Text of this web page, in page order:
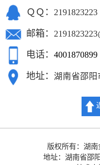
ＱＱ： 2191823223
邮箱：
电话：
地址： 湖南省邵阳
版权所有：湖
地址：湖南省邵